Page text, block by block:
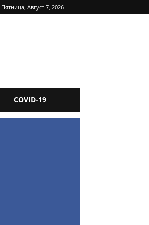
Пятница, Август 7, 2026
COVID-19